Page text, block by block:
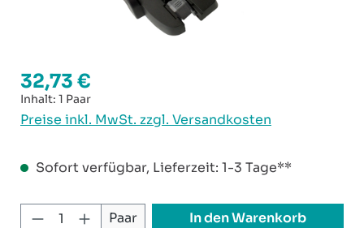
Regulärer Preis:
32,73 €
Inhalt: 1 Paar
Preise inkl. MwSt. zzgl. Versandkosten
Sofort verfügbar, Lieferzeit: 1-3 Tage**
Produkt Anzahl: Gib den
Paar In den Warenkorb